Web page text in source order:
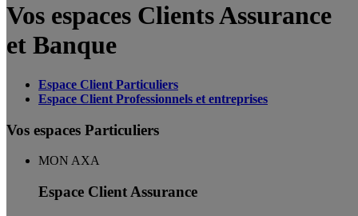
Vos espaces Clients Assurance
et Banque
Espace Client Particuliers
Espace Client Professionnels et entreprises
Vos espaces Particuliers
MON AXA
Espace Client Assurance